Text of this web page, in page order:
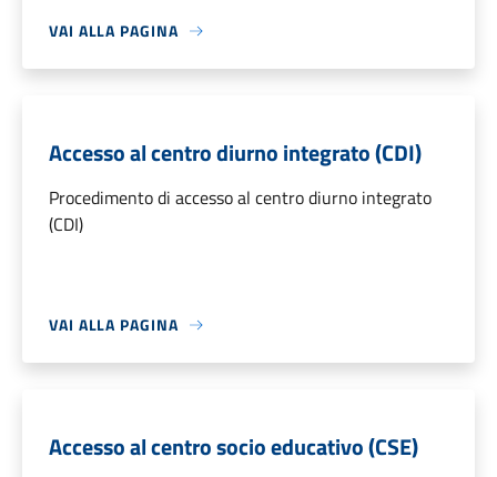
VAI ALLA PAGINA
Accesso al centro diurno integrato (CDI)
Procedimento di accesso al centro diurno integrato
(CDI)
VAI ALLA PAGINA
Accesso al centro socio educativo (CSE)